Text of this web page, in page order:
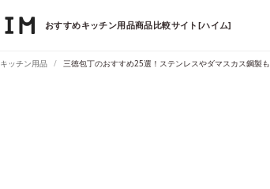
おすすめキッチン用品商品比較サイト[ハイム]
キッチン用品 三徳包丁のおすすめ25選！ステンレスやダマスカス鋼製も